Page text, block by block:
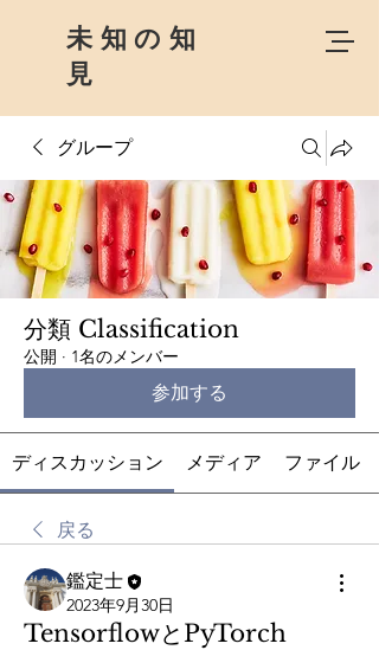
未知の知
見
グループ
分類 Classification
公開 · 1名のメンバー
参加する
ディスカッション メディア ファイル
戻る
鑑定士
2023年9月30日
TensorflowとPyTorch